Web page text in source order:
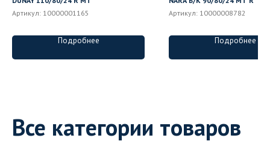
Артикул: 10000001165
Подробнее
Артикул: 10000008782
Подробнее
Все категории товаров